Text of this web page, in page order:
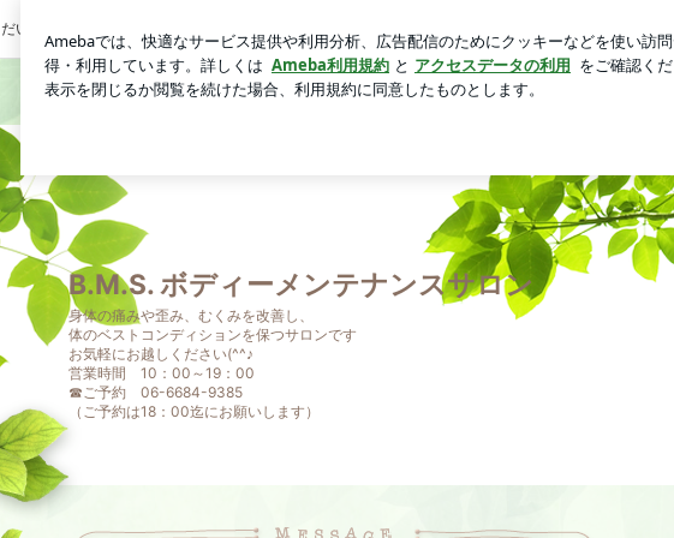
だいた 夫が好きな牛タンのケーキ ロ
B.M.S. ボディーメンテナンスサロン
身体の痛みや歪み、むくみを改善し、
体のベストコンディションを保つサロンです
お気軽にお越しください(^^♪
営業時間 10：00～19：00
☎ご予約 06-6684-9385
（ご予約は18：00迄にお願いします）